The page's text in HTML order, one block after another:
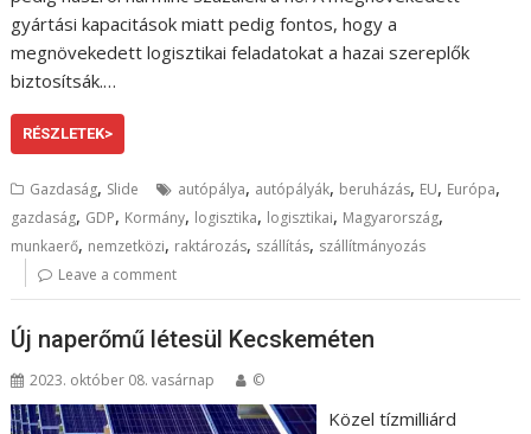
gyártási kapacitások miatt pedig fontos, hogy a
megnövekedett logisztikai feladatokat a hazai szereplők
biztosítsák.…
RÉSZLETEK>
Gazdaság, Slide autópálya, autópályák, beruházás, EU, Európa,
gazdaság, GDP, Kormány, logisztika, logisztikai, Magyarország,
munkaerő, nemzetközi, raktározás, szállítás, szállítmányozás
Leave a comment
Új naperőmű létesül Kecskeméten
2023. október 08. vasárnap ©
Közel tízmilliárd